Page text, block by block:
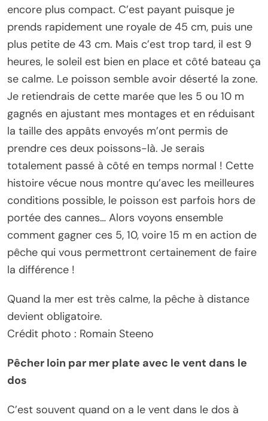
encore plus compact. C’est payant puisque je
prends rapidement une royale de 45 cm, puis une
plus petite de 43 cm. Mais c’est trop tard, il est 9
heures, le soleil est bien en place et côté bateau ça
se calme. Le poisson semble avoir déserté la zone.
Je retiendrais de cette marée que les 5 ou 10 m
gagnés en ajustant mes montages et en réduisant
la taille des appâts envoyés m’ont permis de
prendre ces deux poissons-là. Je serais
totalement passé à côté en temps normal ! Cette
histoire vécue nous montre qu’avec les meilleures
conditions possible, le poisson est parfois hors de
portée des cannes… Alors voyons ensemble
comment gagner ces 5, 10, voire 15 m en action de
pêche qui vous permettront certainement de faire
la différence !
Quand la mer est très calme, la pêche à distance
devient obligatoire.
Crédit photo : Romain Steeno
Pêcher loin par mer plate avec le vent dans le
dos
C’est souvent quand on a le vent dans le dos à